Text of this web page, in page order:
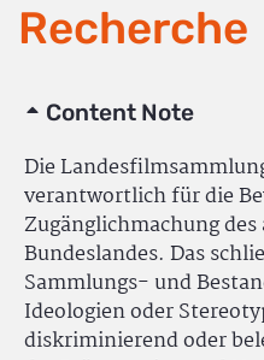
Recherche
Content Note
Die
verantwortlich für die
Zugänglichmachung
Bundeslandes. Das
Sammlungs- und
Ideologien oder
diskriminierend oder